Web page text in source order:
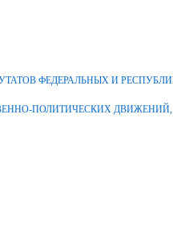
ФЕДЕРАЛЬНЫХ И
ПОЛИТИЧЕСКИХ